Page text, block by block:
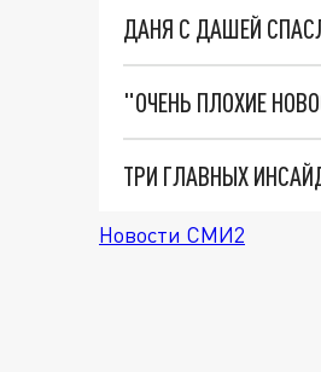
ДАНЯ С ДАШЕЙ
Новости СМИ2